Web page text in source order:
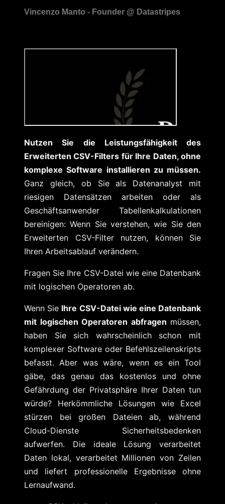
Nutzen Sie die Leistungsfähigkeit des
Erweiterten CSV-Filters für Ihre Daten, ohne
komplexe Software installieren zu müssen.
Ganz gleich, ob Sie als Datenanalyst mit
riesigen Datensätzen arbeiten oder als
Geschäftsanwender Tabellenkalkulationen
bereinigen: Wenn Sie verstehen, wie Sie den
Erweiterten CSV-Filter nutzen, können Sie
Ihren Arbeitsablauf verändern.
Fragen Sie Ihre CSV-Datei wie eine Datenbank
mit logischen Operatoren ab.
Wenn Sie Ihre CSV-Datei wie eine Datenbank
mit logischen Operatoren abfragen müssen,
haben Sie sich wahrscheinlich schon mit
komplexer Software oder Befehlszeilenskripts
befasst. Aber was wäre, wenn es ein Tool
gäbe, das genau das kostenlos und ohne
Gefährdung der Privatsphäre Ihrer Daten tun
würde? Herkömmliche Lösungen wie Excel
stürzen bei großen Dateien ab, während
Cloud-Dienste Sicherheitsbedenken
aufwerfen. Die ideale Lösung verarbeitet
Daten lokal, verarbeitet Millionen von Zeilen
und liefert professionelle Ergebnisse ohne
Lernaufwand.